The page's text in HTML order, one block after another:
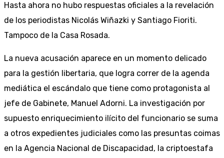
Hasta ahora no hubo respuestas oficiales a la revelación
de los periodistas Nicolás Wiñazki y Santiago Fioriti.
Tampoco de la Casa Rosada.
La nueva acusación aparece en un momento delicado
para la gestión libertaria, que logra correr de la agenda
mediática el escándalo que tiene como protagonista al
jefe de Gabinete, Manuel Adorni. La investigación por
supuesto enriquecimiento ilícito del funcionario se suma
a otros expedientes judiciales como las presuntas coimas
en la Agencia Nacional de Discapacidad, la criptoestafa